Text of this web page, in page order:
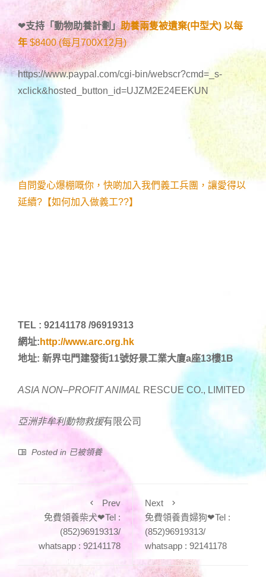
❤支持「動物助養計劃 」助養兩隻被遺棄(中型犬) 以每
年 $8400 (每月700X12月)
https://www.paypal.com/cgi-bin/webscr?cmd=_s-
xclick&hosted_button_id=UJZM2E24EEKUN
自問愛心爆棚嘅你，快啲加入我們義工兵團，讓愛得以
延續?【如何加入做義工??】
TEL : 92141178 /96919313
網址: http://www.arc.org.hk
地址: 新界屯門建發街11號好景工業大廈a座13樓1B
ASIA NON–PROFIT ANIMAL RESCUE CO., LIMITED
亞洲非牟利動物救援有限公司
Posted in 已被領養
Prev
免費領養柴犬❤Tel :
(852)96919313/
whatsapp : 92141178
Next
免費領養貴婦狗❤Tel :
(852)96919313/
whatsapp : 92141178